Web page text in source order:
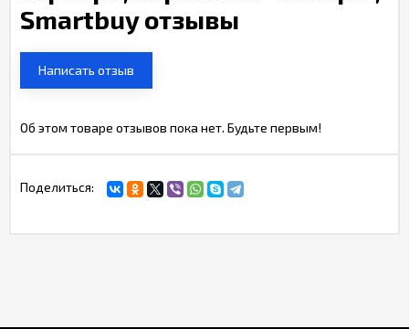
Smartbuy отзывы
Написать отзыв
Об этом товаре отзывов пока нет. Будьте первым!
Поделиться: